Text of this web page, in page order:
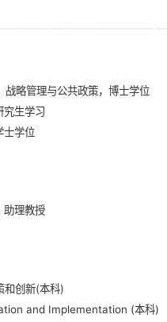
略管理与公共政策，博士学位
究生学习
士学位
助理教授
和创新(本科)
and Implementation (本科)